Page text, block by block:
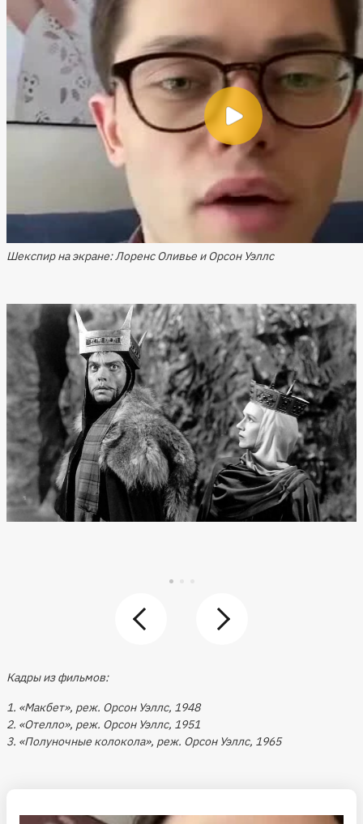
Шекспир на экране: Лоренс Оливье и Орсон Уэллс
Кадры из фильмов:
1. «Макбет», реж. Орсон Уэллс, 1948
2. «Отелло», реж. Орсон Уэллс, 1951
3. «Полуночные колокола», реж. Орсон Уэллс, 1965